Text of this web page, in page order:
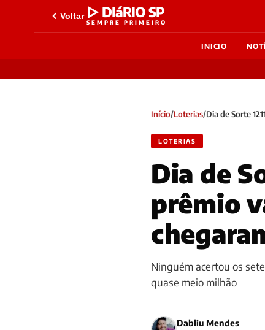
Voltar ▷ DIáRIO SP
SEMPRE PRIMEIRO
INICIO
Início/Loterias/Dia de Sorte
LOTERIAS
Dia de
prêmio
Ninguém acertou os
quase meio milhão
Dabliu Mendes